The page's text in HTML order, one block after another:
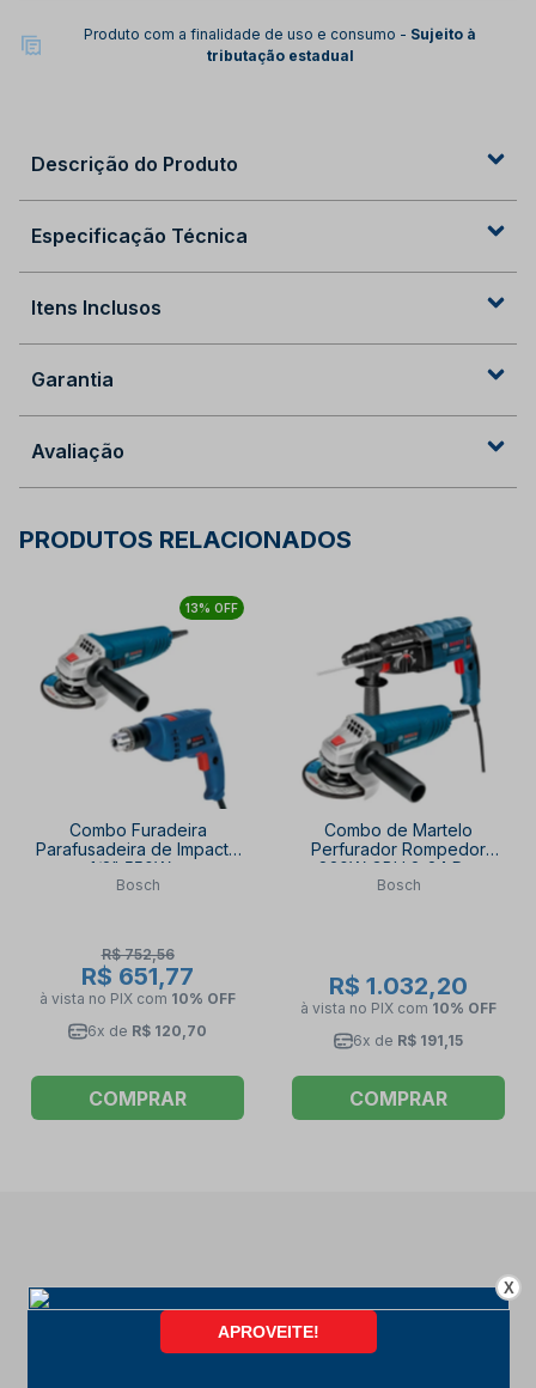
Produto com a finalidade de uso e consumo - Sujeito à
tributação estadual
Descrição do Produto
Especificação Técnica
Itens Inclusos
Garantia
Avaliação
PRODUTOS RELACIONADOS
13% OFF
Combo Furadeira
Parafusadeira de Impacto
1/2" 550W +
Esmerilhadeira Angular 5"
Bosch
R$ 752,56
R$ 651,77
à vista no PIX com 10% OFF
6x de R$ 120,70
COMPRAR
Combo de Martelo
Perfurador Rompedor
820W GBH 2-24 D +
Esmerilhadeira Angular
Bosch
R$ 1.032,20
à vista no PIX com 10% OFF
6x de R$ 191,15
COMPRAR
X